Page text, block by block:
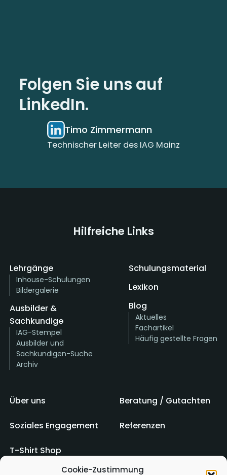
Cookie-Zustimmung
Folgen Sie uns auf
LinkedIn.
Timo Zimmermann
Technischer Leiter des IAG Mainz
Hilfreiche Links
Lehrgänge
Inhouse-Schulungen
Bildergalerie
Ausbilder &
Sachkundige
IAG-Stempel
Ausbilder und
Sachkundigen-Suche
Archiv
Schulungsmaterial
Lexikon
Blog
Aktuelles
Fachartikel
Häufig gestellte Fragen
Über uns Beratung / Gutachten
Soziales Engagement Referenzen
T-Shirt Shop